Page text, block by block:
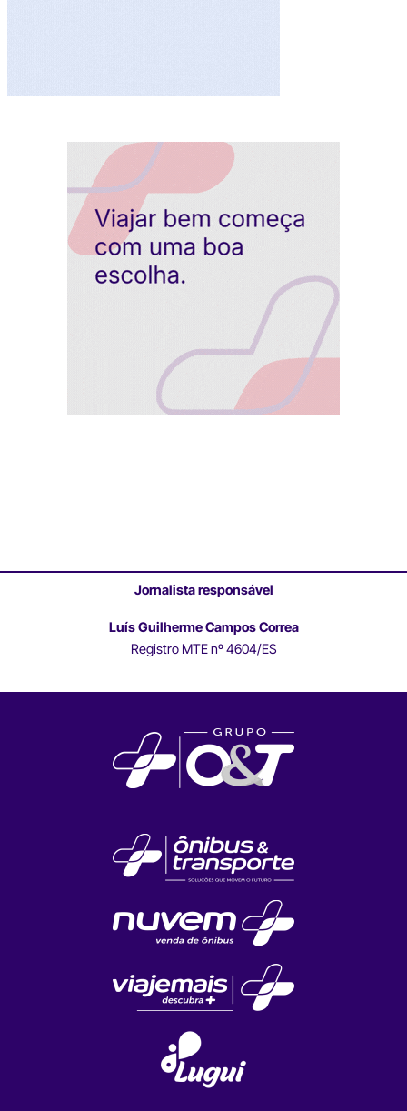
Jornalista responsável
Luís Guilherme Campos Correa
Registro MTE nº 4604/ES